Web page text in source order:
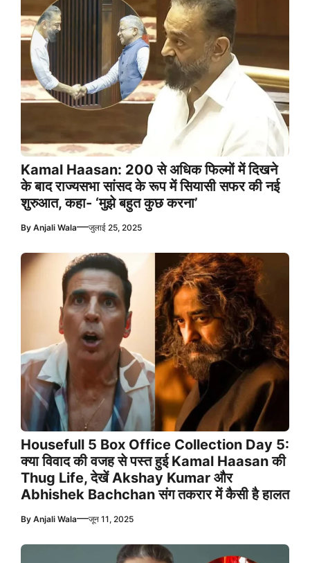
Kamal Haasan: 200 से अधिक फिल्मों में दिखने
के बाद राज्यसभा सांसद के रूप में सियासी सफर की नई
शुरुआत, कहा- ‘मुझे बहुत कुछ करना’
By Anjali Wala—जुलाई 25, 2025
Housefull 5 Box Office Collection Day 5:
क्या विवाद की वजह से पस्त हुई Kamal Haasan की
Thug Life, देखें Akshay Kumar और
Abhishek Bachchan संग तकरार में कैसी है हालत
By Anjali Wala—जून 11, 2025